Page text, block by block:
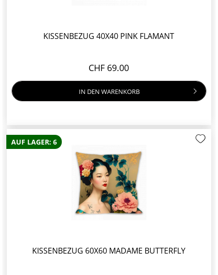
KISSENBEZUG 40X40 PINK FLAMANT
CHF 69.00
IN DEN WARENKORB
AUF LAGER: 6
KISSENBEZUG 60X60 MADAME BUTTERFLY